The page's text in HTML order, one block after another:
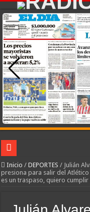
River lo descartó y el pibe
Flávio Bolsonaro culpó a
Inicio / DEPORTES / Julián
presiona para salir del
es un traspaso, quiero cumplir